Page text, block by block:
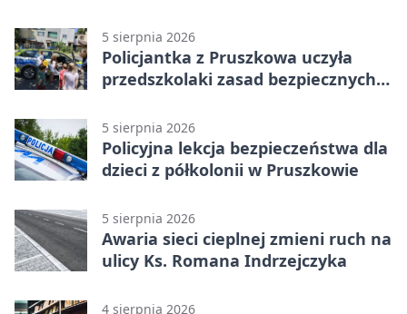
5 sierpnia 2026
Policjantka z Pruszkowa uczyła
przedszkolaki zasad bezpiecznych
5 sierpnia 2026
Policyjna lekcja bezpieczeństwa dla
dzieci z półkolonii w Pruszkowie
5 sierpnia 2026
Awaria sieci cieplnej zmieni ruch na
ulicy Ks. Romana Indrzejczyka
4 sierpnia 2026